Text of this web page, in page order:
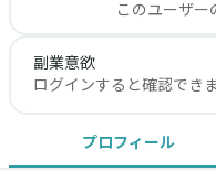
このユーザ
副業意欲
ログインすると確認でき
プロフィール